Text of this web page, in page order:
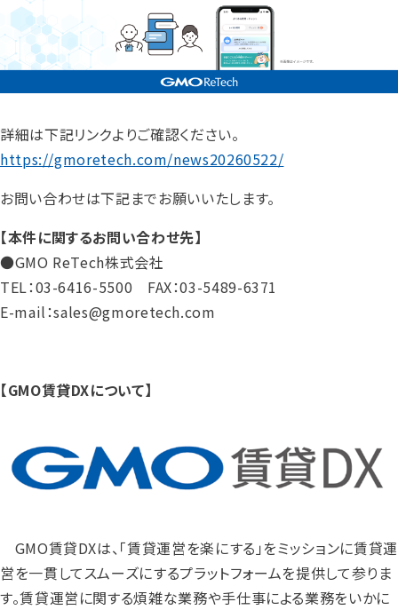
詳細は下記リンクよりご確認ください。
https://gmoretech.com/news20260522/
お問い合わせは下記までお願いいたします。
【本件に関するお問い合わせ先】
●GMO ReTech株式会社
TEL：03-6416-5500 FAX：03-5489-6371
E-mail：sales@gmoretech.com
【GMO賃貸DXについて】
GMO賃貸DXは、「賃貸運営を楽にする」をミッションに賃貸運
営を一貫してスムーズにするプラットフォームを提供して参りま
す。賃貸運営に関する煩雑な業務や手仕事による業務をいかに